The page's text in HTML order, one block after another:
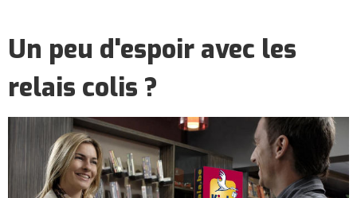
Un peu d'espoir avec les
relais colis ?